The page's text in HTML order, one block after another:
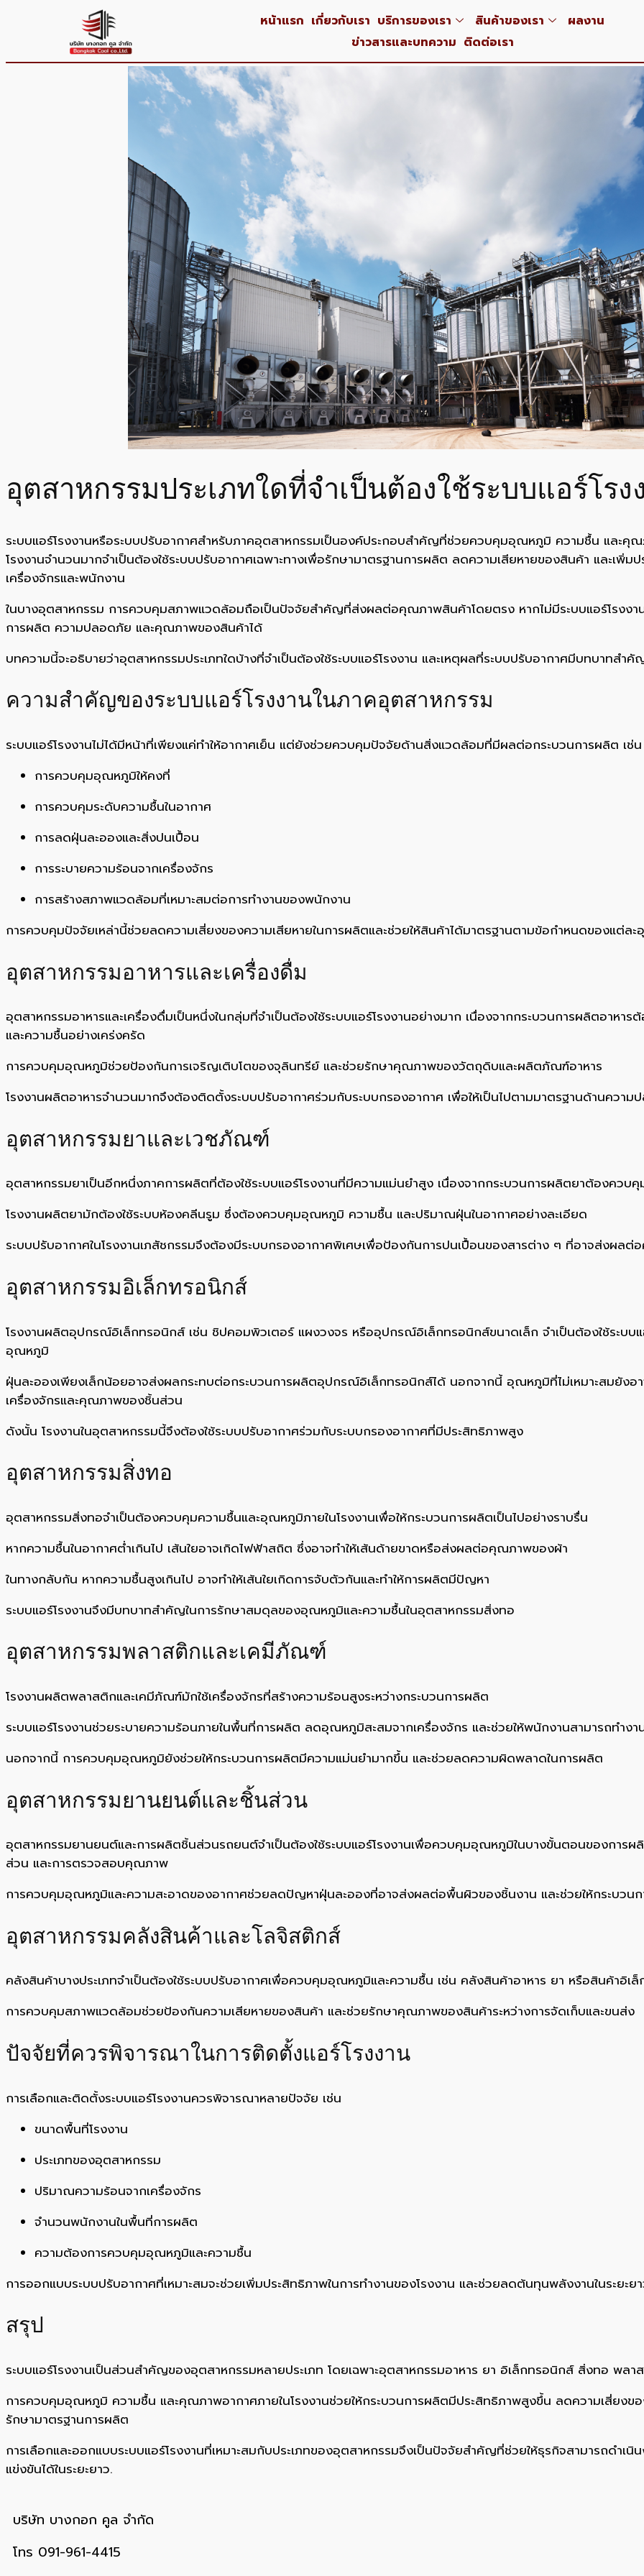
หน้าแรก เกี่ยวกับเรา บริการของเรา สินค้าของเรา
ผลงาน
ข่าวสารและบทความ ติดต่อเรา
อุตสาหกรรมประเภทใดที่จำเป็นต้องใช้ระบบแอร์โรง
ระบบแอร์โรงงานหรือระบบปรับอากาศสำหรับภาคอุตสาหกรรมเป็นองค์ประกอบสำคัญที่ช่วยควบคุมอุณหภูมิ ความชื้น และคุ
โรงงานจำนวนมากจำเป็นต้องใช้ระบบปรับอากาศเฉพาะทางเพื่อรักษามาตรฐานการผลิต ลดความเสียหายของสินค้า และเพิ่ม
เครื่องจักรและพนักงาน
ในบางอุตสาหกรรม การควบคุมสภาพแวดล้อมถือเป็นปัจจัยสำคัญที่ส่งผลต่อคุณภาพสินค้าโดยตรง หากไม่มีระบบแอร์โรงงา
การผลิต ความปลอดภัย และคุณภาพของสินค้าได้
บทความนี้จะอธิบายว่าอุตสาหกรรมประเภทใดบ้างที่จำเป็นต้องใช้ระบบแอร์โรงงาน และเหตุผลที่ระบบปรับอากาศมีบทบาทสำ
ความสำคัญของระบบแอร์โรงงานในภาคอุตสาหกรรม
ระบบแอร์โรงงานไม่ได้มีหน้าที่เพียงแค่ทำให้อากาศเย็น แต่ยังช่วยควบคุมปัจจัยด้านสิ่งแวดล้อมที่มีผลต่อกระบวนการผลิต เช่น
การควบคุมอุณหภูมิให้คงที่
การควบคุมระดับความชื้นในอากาศ
การลดฝุ่นละอองและสิ่งปนเปื้อน
การระบายความร้อนจากเครื่องจักร
การสร้างสภาพแวดล้อมที่เหมาะสมต่อการทำงานของพนักงาน
การควบคุมปัจจัยเหล่านี้ช่วยลดความเสี่ยงของความเสียหายในการผลิตและช่วยให้สินค้าได้มาตรฐานตามข้อกำหนดของแต่ละ
อุตสาหกรรมอาหารและเครื่องดื่ม
อุตสาหกรรมอาหารและเครื่องดื่มเป็นหนึ่งในกลุ่มที่จำเป็นต้องใช้ระบบแอร์โรงงานอย่างมาก เนื่องจากกระบวนการผลิตอาห
และความชื้นอย่างเคร่งครัด
การควบคุมอุณหภูมิช่วยป้องกันการเจริญเติบโตของจุลินทรีย์ และช่วยรักษาคุณภาพของวัตถุดิบและผลิตภัณฑ์อาหาร
โรงงานผลิตอาหารจำนวนมากจึงต้องติดตั้งระบบปรับอากาศร่วมกับระบบกรองอากาศ เพื่อให้เป็นไปตามมาตรฐานด้านความ
อุตสาหกรรมยาและเวชภัณฑ์
อุตสาหกรรมยาเป็นอีกหนึ่งภาคการผลิตที่ต้องใช้ระบบแอร์โรงงานที่มีความแม่นยำสูง เนื่องจากกระบวนการผลิตยาต้องควบ
โรงงานผลิตยามักต้องใช้ระบบห้องคลีนรูม ซึ่งต้องควบคุมอุณหภูมิ ความชื้น และปริมาณฝุ่นในอากาศอย่างละเอียด
ระบบปรับอากาศในโรงงานเภสัชกรรมจึงต้องมีระบบกรองอากาศพิเศษเพื่อป้องกันการปนเปื้อนของสารต่าง ๆ ที่อาจส่งผล
อุตสาหกรรมอิเล็กทรอนิกส์
โรงงานผลิตอุปกรณ์อิเล็กทรอนิกส์ เช่น ชิปคอมพิวเตอร์ แผงวงจร หรืออุปกรณ์อิเล็กทรอนิกส์ขนาดเล็ก จำเป็นต้องใช้ระบบ
อุณหภูมิ
ฝุ่นละอองเพียงเล็กน้อยอาจส่งผลกระทบต่อกระบวนการผลิตอุปกรณ์อิเล็กทรอนิกส์ได้ นอกจากนี้ อุณหภูมิที่ไม่เหมาะสมยัง
เครื่องจักรและคุณภาพของชิ้นส่วน
ดังนั้น โรงงานในอุตสาหกรรมนี้จึงต้องใช้ระบบปรับอากาศร่วมกับระบบกรองอากาศที่มีประสิทธิภาพสูง
อุตสาหกรรมสิ่งทอ
อุตสาหกรรมสิ่งทอจำเป็นต้องควบคุมความชื้นและอุณหภูมิภายในโรงงานเพื่อให้กระบวนการผลิตเป็นไปอย่างราบรื่น
หากความชื้นในอากาศต่ำเกินไป เส้นใยอาจเกิดไฟฟ้าสถิต ซึ่งอาจทำให้เส้นด้ายขาดหรือส่งผลต่อคุณภาพของผ้า
ในทางกลับกัน หากความชื้นสูงเกินไป อาจทำให้เส้นใยเกิดการจับตัวกันและทำให้การผลิตมีปัญหา
ระบบแอร์โรงงานจึงมีบทบาทสำคัญในการรักษาสมดุลของอุณหภูมิและความชื้นในอุตสาหกรรมสิ่งทอ
อุตสาหกรรมพลาสติกและเคมีภัณฑ์
โรงงานผลิตพลาสติกและเคมีภัณฑ์มักใช้เครื่องจักรที่สร้างความร้อนสูงระหว่างกระบวนการผลิต
ระบบแอร์โรงงานช่วยระบายความร้อนภายในพื้นที่การผลิต ลดอุณหภูมิสะสมจากเครื่องจักร และช่วยให้พนักงานสามารถทำง
นอกจากนี้ การควบคุมอุณหภูมิยังช่วยให้กระบวนการผลิตมีความแม่นยำมากขึ้น และช่วยลดความผิดพลาดในการผลิต
อุตสาหกรรมยานยนต์และชิ้นส่วน
อุตสาหกรรมยานยนต์และการผลิตชิ้นส่วนรถยนต์จำเป็นต้องใช้ระบบแอร์โรงงานเพื่อควบคุมอุณหภูมิในบางขั้นตอนของการผ
ส่วน และการตรวจสอบคุณภาพ
การควบคุมอุณหภูมิและความสะอาดของอากาศช่วยลดปัญหาฝุ่นละอองที่อาจส่งผลต่อพื้นผิวของชิ้นงาน และช่วยให้กระบว
อุตสาหกรรมคลังสินค้าและโลจิสติกส์
คลังสินค้าบางประเภทจำเป็นต้องใช้ระบบปรับอากาศเพื่อควบคุมอุณหภูมิและความชื้น เช่น คลังสินค้าอาหาร ยา หรือสินค้าอิเ
การควบคุมสภาพแวดล้อมช่วยป้องกันความเสียหายของสินค้า และช่วยรักษาคุณภาพของสินค้าระหว่างการจัดเก็บและขนส่ง
ปัจจัยที่ควรพิจารณาในการติดตั้งแอร์โรงงาน
การเลือกและติดตั้งระบบแอร์โรงงานควรพิจารณาหลายปัจจัย เช่น
ขนาดพื้นที่โรงงาน
ประเภทของอุตสาหกรรม
ปริมาณความร้อนจากเครื่องจักร
จำนวนพนักงานในพื้นที่การผลิต
ความต้องการควบคุมอุณหภูมิและความชื้น
การออกแบบระบบปรับอากาศที่เหมาะสมจะช่วยเพิ่มประสิทธิภาพในการทำงานของโรงงาน และช่วยลดต้นทุนพลังงานในระยะย
สรุป
ระบบแอร์โรงงานเป็นส่วนสำคัญของอุตสาหกรรมหลายประเภท โดยเฉพาะอุตสาหกรรมอาหาร ยา อิเล็กทรอนิกส์ สิ่งทอ พล
การควบคุมอุณหภูมิ ความชื้น และคุณภาพอากาศภายในโรงงานช่วยให้กระบวนการผลิตมีประสิทธิภาพสูงขึ้น ลดความเสี่ยงข
รักษามาตรฐานการผลิต
การเลือกและออกแบบระบบแอร์โรงงานที่เหมาะสมกับประเภทของอุตสาหกรรมจึงเป็นปัจจัยสำคัญที่ช่วยให้ธุรกิจสามารถดำเนิ
แข่งขันได้ในระยะยาว.
บริษัท บางกอก คูล จำกัด
โทร 091-961-4415